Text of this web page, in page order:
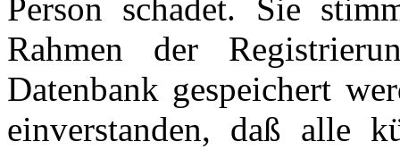
Person schadet. Sie
Rahmen der
Datenbank gespeichert
einverstanden, daß alle